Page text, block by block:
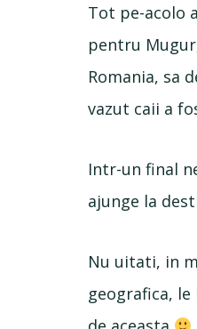
Tot pe-acolo
pentru
Romania, sa
vazut caii a
Intr-un final
ajunge la
Nu uitati, in
geografica,